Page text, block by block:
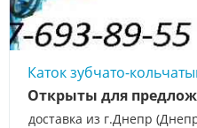
Каток зубчато-
доставка из г.Днепр
Открыты для